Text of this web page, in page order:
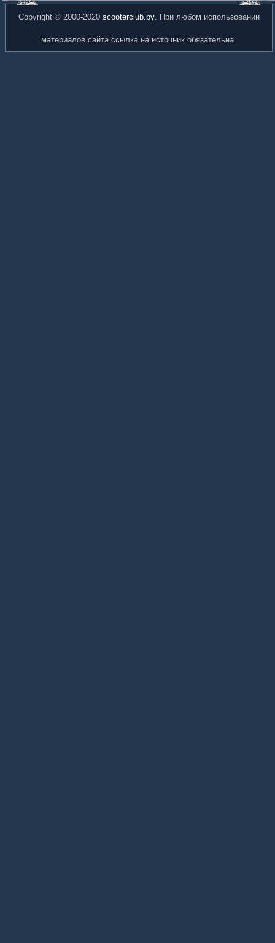
Copyright © 2000-2020 scooterclub.by. При любом использовании
материалов сайта ссылка на источник обязательна.